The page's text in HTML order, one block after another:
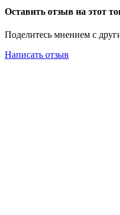
Оставить отзыв на этот
Поделитесь мнением с
Написать отзыв